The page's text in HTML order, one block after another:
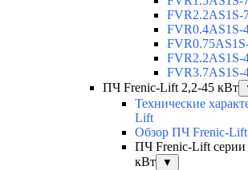
FVR2.2AS1S-
FVR0.4AS1S-
FVR2.2AS1S-
FVR3.7AS1S-
ПЧ Frenic-Lift 2,2-45 кВт
Технические
Lift
Обзор ПЧ Frenic-Lift
ПЧ Frenic-Lift
кВт
▼